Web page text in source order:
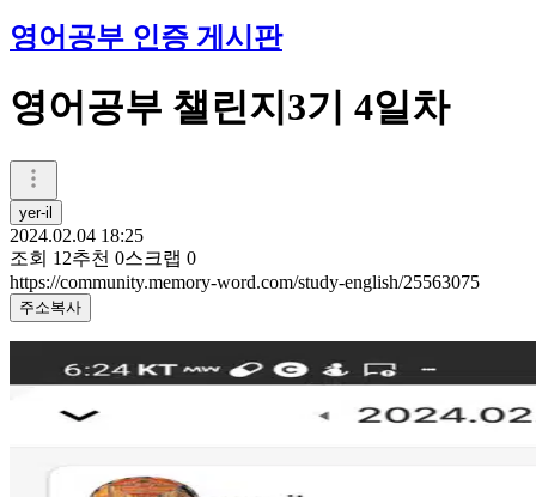
영어공부 인증 게시판
영어공부 챌린지3기 4일차
yer-il
2024.02.04 18:25
조회 12추천 0스크랩 0
https://community.memory-word.com/study-english/25563075
주소복사